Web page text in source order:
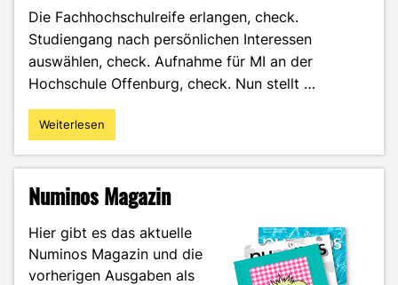
Die Fachhochschulreife erlangen, check.
Studiengang nach persönlichen Interessen
auswählen, check. Aufnahme für MI an der
Hochschule Offenburg, check. Nun stellt …
"Nesthocker:
Wohnen
studieren
Offenburg"
Weiterlesen
Numinos Magazin
Hier gibt es das aktuelle
Numinos Magazin und die
vorherigen Ausgaben als